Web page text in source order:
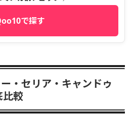
で探す
・セリア・キャンドゥ
比較